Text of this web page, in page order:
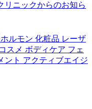
リニックからのお知ら
ルモン 化粧品 レーザ
スメ ボディケア フェ
ント アクティブエイジ